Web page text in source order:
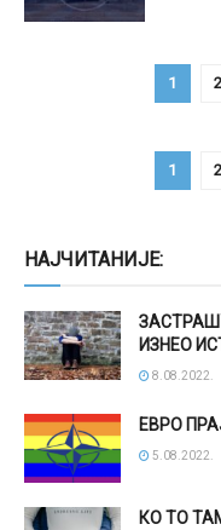
1 2
1 2
НАЈЧИТАНИЈЕ:
ИЗНЕО
8.08.2022.
ЕВРО
5.08.2022.
КО ТО